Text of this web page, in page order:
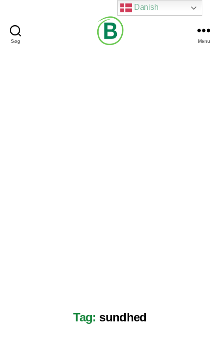
Søg Menu
Tag: sundhed
Danish